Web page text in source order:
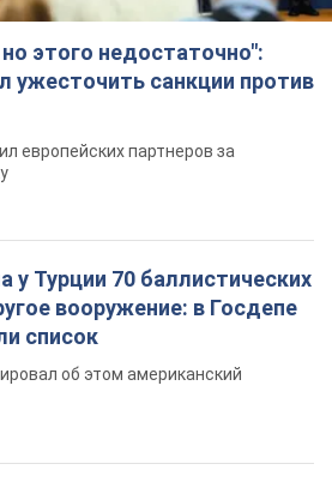
этого недостаточно":
ужесточить санкции против
европейских партнеров за
у Турции 70 баллистических
вооружение: в Госдепе
список
об этом американский